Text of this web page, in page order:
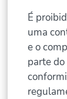
É
uma
e o
parte